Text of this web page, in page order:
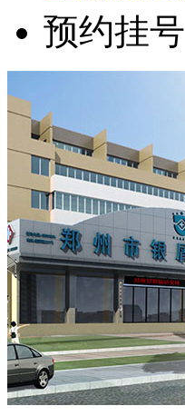
预约挂号